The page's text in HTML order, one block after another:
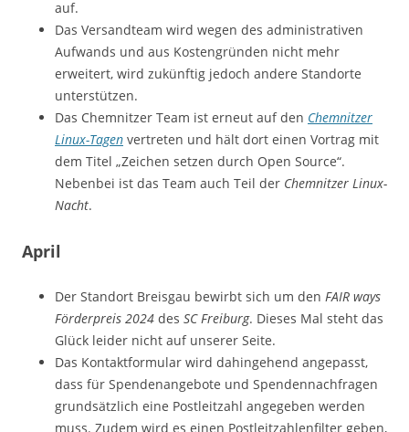
auf.
Das Versandteam wird wegen des administrativen
Aufwands und aus Kostengründen nicht mehr
erweitert, wird zukünftig jedoch andere Standorte
unterstützen.
Das Chemnitzer Team ist erneut auf den Chemnitzer
Linux-Tagen vertreten und hält dort einen Vortrag mit
dem Titel „Zeichen setzen durch Open Source“.
Nebenbei ist das Team auch Teil der Chemnitzer Linux-
Nacht.
April
Der Standort Breisgau bewirbt sich um den FAIR ways
Förderpreis 2024 des SC Freiburg. Dieses Mal steht das
Glück leider nicht auf unserer Seite.
Das Kontaktformular wird dahingehend angepasst,
dass für Spendenangebote und Spendennachfragen
grundsätzlich eine Postleitzahl angegeben werden
muss. Zudem wird es einen Postleitzahlenfilter geben,